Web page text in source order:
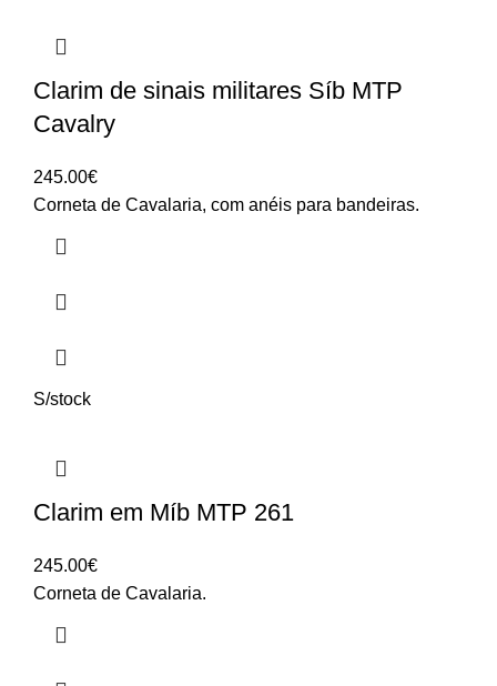
Clarim de sinais militares Síb MTP
Cavalry
245.00€
Corneta de Cavalaria, com anéis para bandeiras.
S/stock
Clarim em Míb MTP 261
245.00€
Corneta de Cavalaria.